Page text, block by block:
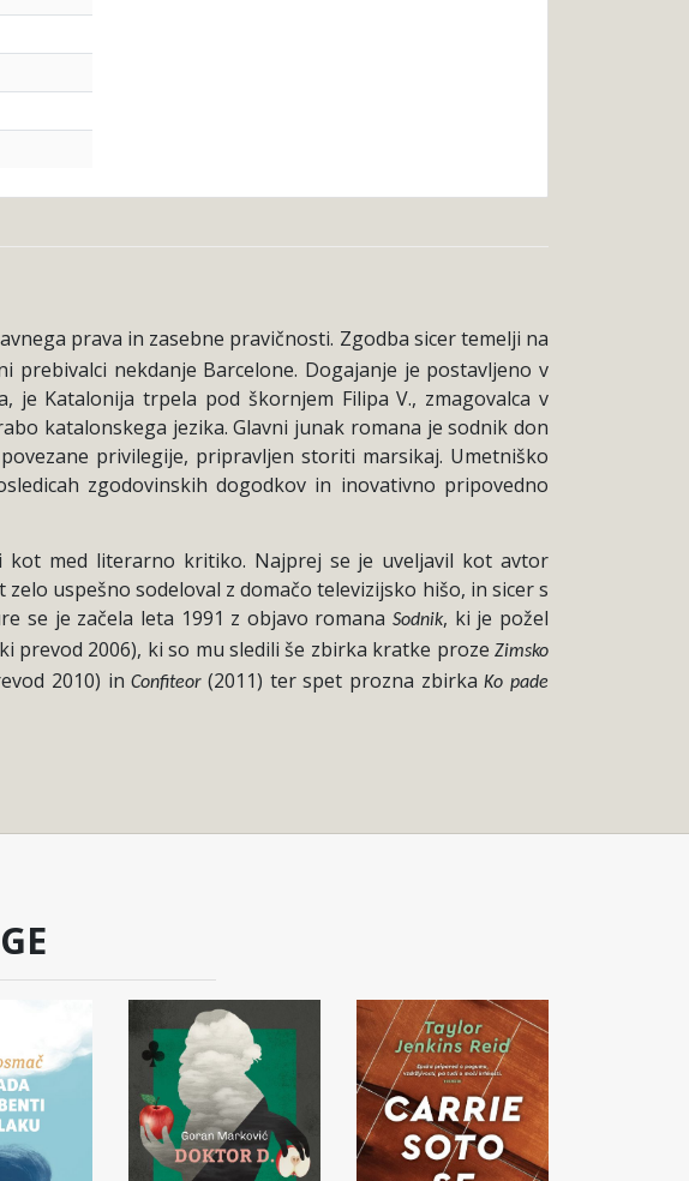
prava in zasebne pravičnosti. Zgodba sicer temelji na
nekdanje Barcelone. Dogajanje je postavljeno v
je Katalonija trpela pod škornjem Filipa V., zmagovalca v
katalonskega jezika. Glavni junak romana je sodnik don
privilegije, pripravljen storiti marsikaj. Umetniško
zgodovinskih dogodkov in inovativno pripovedno
kot med literarno kritiko. Najprej se je uveljavil kot avtor
uspešno sodeloval z domačo televizijsko hišo, in sicer s
se je začela leta 1991 z objavo romanaSodnik, ki je požel
prevod 2006), ki so mu sledili še zbirka kratke prozeZimsko
2010) inConfiteor(2011) ter spet prozna zbirkaKo pade